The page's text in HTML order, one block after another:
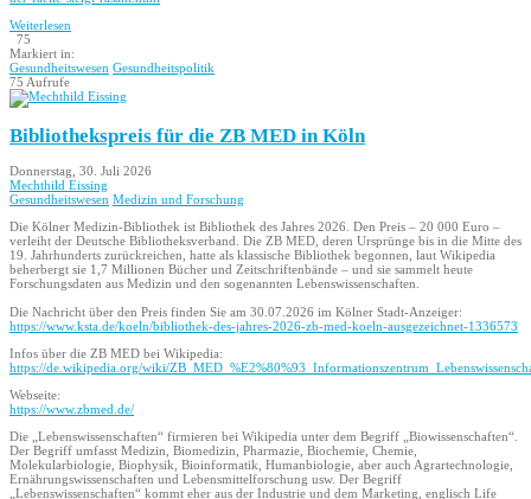
Weiterlesen
75
Markiert in:
Gesundheitswesen Gesundheitspolitik
75 Aufrufe
Bibliothekspreis für die ZB MED in Köln
Donnerstag, 30. Juli 2026
Mechthild Eissing
Gesundheitswesen Medizin und Forschung
Die Kölner Medizin-Bibliothek ist Bibliothek des Jahres 2026. Den Preis – 20 000 Euro –
verleiht der Deutsche Bibliotheksverband. Die ZB MED, deren Ursprünge bis in die Mitte des
19. Jahrhunderts zurückreichen, hatte als klassische Bibliothek begonnen, laut Wikipedia
beherbergt sie 1,7 Millionen Bücher und Zeitschriftenbände – und sie sammelt heute
Forschungsdaten aus Medizin und den sogenannten Lebenswissenschaften.
Die Nachricht über den Preis finden Sie am 30.07.2026 im Kölner Stadt-Anzeiger:
https://www.ksta.de/koeln/bibliothek-des-jahres-2026-zb-med-koeln-ausgezeichnet-1336573
Infos über die ZB MED bei Wikipedia:
https://de.wikipedia.org/wiki/
Webseite:
https://www.zbmed.de/
Die „Lebenswissenschaften“ firmieren bei Wikipedia unter dem Begriff „Biowissenschaften“.
Der Begriff umfasst Medizin, Biomedizin, Pharmazie, Biochemie, Chemie,
Molekularbiologie, Biophysik, Bioinformatik, Humanbiologie, aber auch Agrartechnologie,
Ernährungswissenschaften und Lebensmittel­forschung usw. Der Begriff
„Lebenswissenschaften“ kommt eher aus der Industrie und dem Marketing, englisch Life